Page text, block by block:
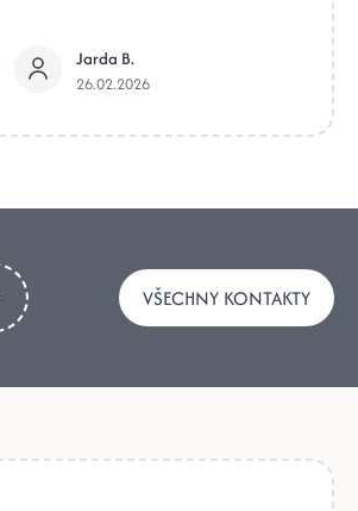
Jarda B.
26.02.2026
VŠECHNY KONTAKTY